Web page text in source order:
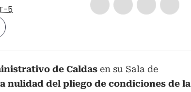
5
de Caldas en su Sala de
nulidad del pliego de condiciones de la